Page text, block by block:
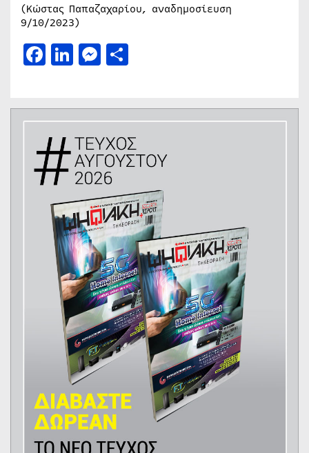
(Κώστας Παπαζαχαρίου, αναδημοσίευση
9/10/2023)
Facebook
LinkedIn
Messenger